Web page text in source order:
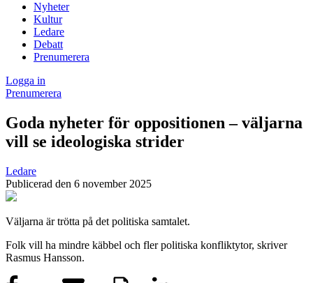
Nyheter
Kultur
Ledare
Debatt
Prenumerera
Logga in
Prenumerera
Goda nyheter för oppositionen – väljarna
vill se ideologiska strider
Ledare
Publicerad den 6 november 2025
Väljarna är trötta på det politiska samtalet.
Folk vill ha mindre käbbel och fler politiska konfliktytor, skriver
Rasmus Hansson.